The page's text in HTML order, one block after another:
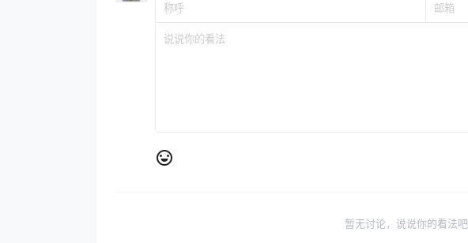
暂无讨论，说说你的看法吧